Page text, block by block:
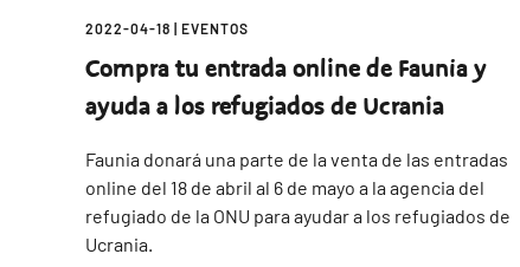
2022-04-18 EVENTOS
Compra tu entrada online de Faunia y
ayuda a los refugiados de Ucrania
Faunia donará una parte de la venta de las entradas
online del 18 de abril al 6 de mayo a la agencia del
refugiado de la ONU para ayudar a los refugiados de
Ucrania.